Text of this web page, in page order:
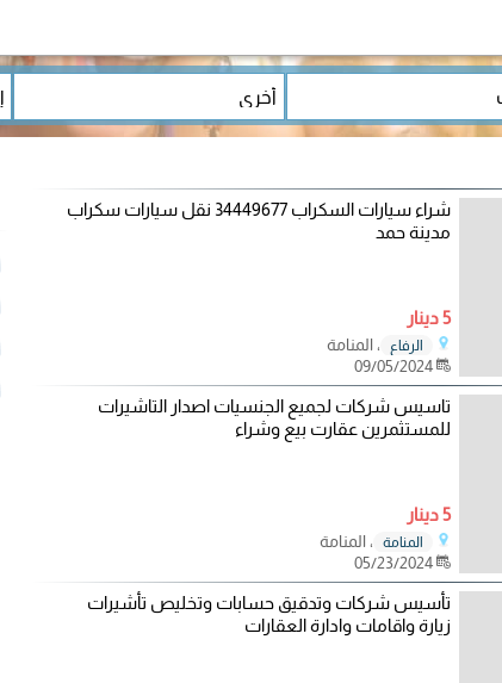
شراء سيارات السكراب 34449677 نقل سيارات سكراب
مدينة حمد
5 دينار
الرفاع
، المنامة
09/05/2024
تاسيس شركات لجميع الجنسيات اصدار التاشيرات
للمستثمرين عقارت بيع وشراء
5 دينار
المنامة
، المنامة
05/23/2024
تأسيس شركات وتدقيق حسابات وتخليص تأشيرات
زيارة واقامات وادارة العقارات